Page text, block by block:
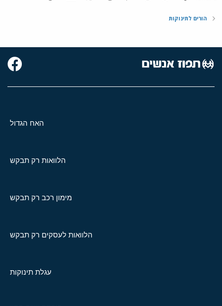
הורים לתינוקות
האח הגדול
הלוואות רק תבקש
מימון רכב רק תבקש
הלוואות לעסקים רק תבקש
עגלת תינוקות